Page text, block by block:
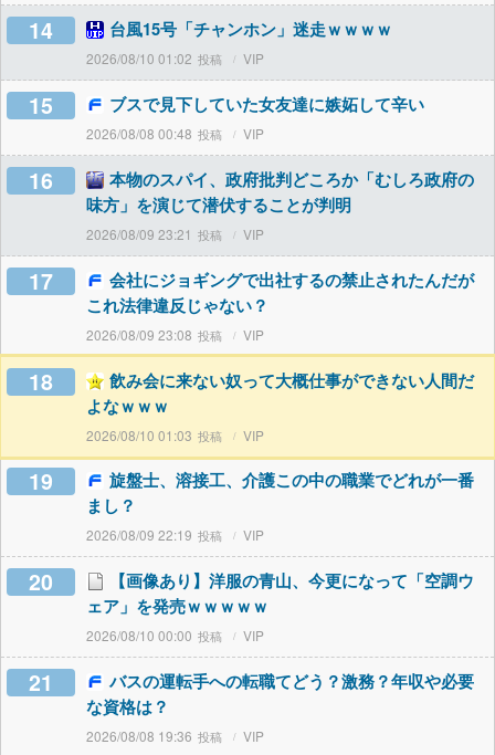
14 台風15号「チャンホン」迷走ｗｗｗｗ
2026/08/10 01:02 VIP
15 ブスで見下していた女友達に嫉妬して辛い
2026/08/08 00:48 VIP
16
本物のスパイ、政府批判どころか「むしろ政府の
味方」を演じて潜伏することが判明
2026/08/09 23:21 VIP
17
会社にジョギングで出社するの禁止されたんだが
これ法律違反じゃない？
2026/08/09 23:08 VIP
18
飲み会に来ない奴って大概仕事ができない人間だ
よなｗｗｗ
2026/08/10 01:03 VIP
19
旋盤士、溶接工、介護この中の職業でどれが一番
まし？
2026/08/09 22:19 VIP
20
【画像あり】洋服の青山、今更になって「空調ウ
ェア」を発売ｗｗｗｗｗ
2026/08/10 00:00 VIP
21
バスの運転手への転職てどう？激務？年収や必要
な資格は？
2026/08/08 19:36 VIP